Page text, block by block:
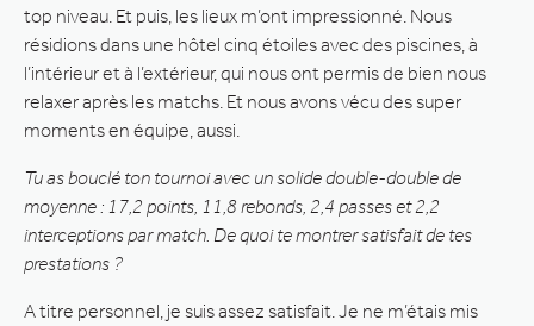
top niveau. Et puis, les lieux m’ont impressionné. Nous
résidions dans une hôtel cinq étoiles avec des piscines, à
l’intérieur et à l’extérieur, qui nous ont permis de bien nous
relaxer après les matchs. Et nous avons vécu des super
moments en équipe, aussi.
Tu as bouclé ton tournoi avec un solide double-double de
moyenne : 17,2 points, 11,8 rebonds, 2,4 passes et 2,2
interceptions par match. De quoi te montrer satisfait de tes
prestations ?
A titre personnel, je suis assez satisfait. Je ne m’étais mis